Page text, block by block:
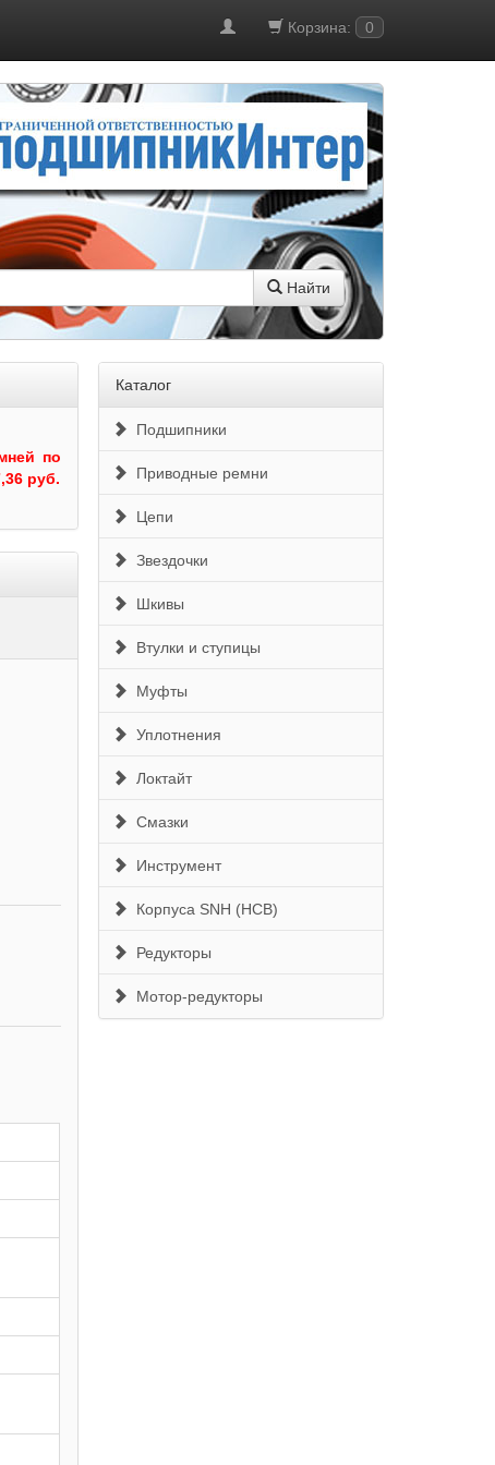
Корзина: 0
Найти
по
руб.
Каталог
Подшипники
Приводные ремни
Цепи
Звездочки
Шкивы
Втулки и ступицы
Муфты
Уплотнения
Локтайт
Смазки
Инструмент
Корпуса SNH (HCB)
Редукторы
Мотор-редукторы